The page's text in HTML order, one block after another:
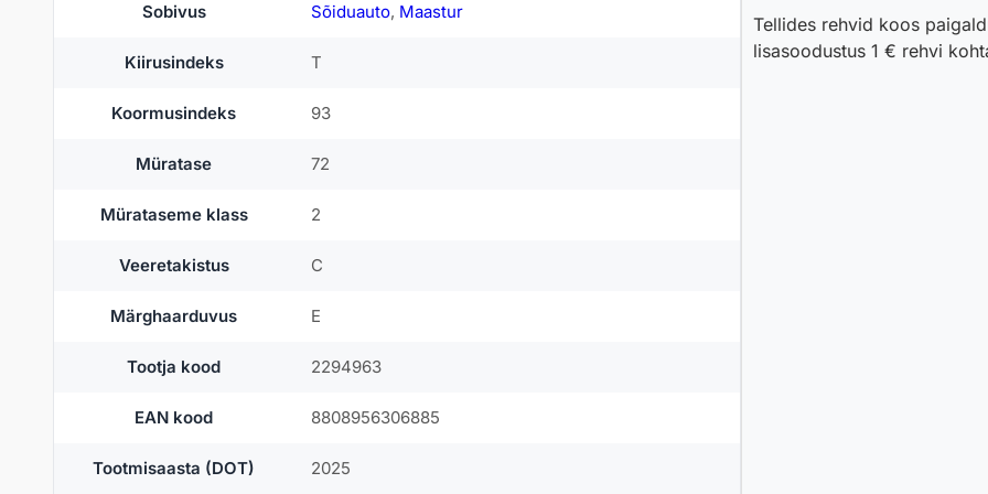
naastupaigutuse poolest, mis annab täiendava kindlustunde keerulistes talvetingimustes.
Kumho pöörab tähelepanu ka keskkonnasõbralikkusele — tootmises kasutatakse madalama veeretakistusega segusid ja
Headrehvid.ee valikus on Kumho rehvid populaarsed nende seas, kes soovivad usaldusväärset ja taskukohast lahendust ilma
Sobivus Sõiduauto, Maastur
Kiirusindeks T
Koormusindeks 93
Müratase 72
Mürataseme klass 2
Veeretakistus C
Märghaarduvus E
Tootja kood 2294963
EAN kood 8808956306885
Tootmisaasta (DOT) 2025
Tellides rehvid koos
lisasoodustus 1 € rehvi